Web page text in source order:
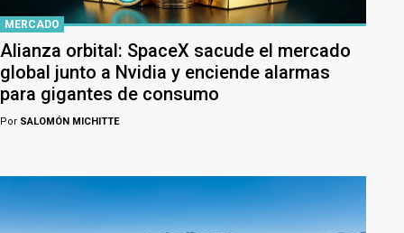
MERCADO
Alianza orbital: SpaceX sacude el mercado
global junto a Nvidia y enciende alarmas
para gigantes de consumo
Por SALOMÓN MICHITTE